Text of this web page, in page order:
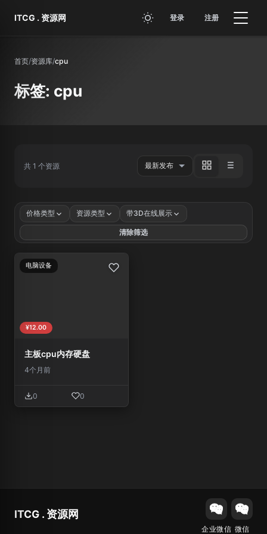
ITCG . 资源网
登录 注册
首页/资源库/cpu
标签: cpu
共 1 个资源
价格类型 资源类型 带3D在线展示
清除筛选
电脑设备
¥12.00
主板cpu内存硬盘
4个月前
0 0
ITCG . 资源网
企业微信 微信